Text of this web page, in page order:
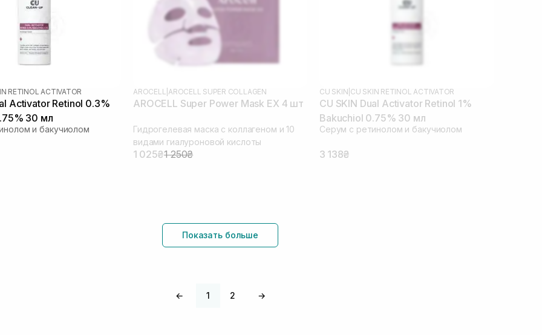
RETINOL ACTIVATOR
Activator Retinol 0.3%
30 мл
и бакучиолом
AROCELL AROCELL SUPER COLLAGEN
AROCELL Super Power Mask EX 4 шт
Гидрогелевая маска с коллагеном и 10
видами гиалуроновой кислоты
1 025₴1 250₴
CU SKIN CU SKIN RETINOL ACTIVATOR
CU SKIN Dual Activator Retinol 1%
Bakuchiol 0.75% 30 мл
Серум с ретинолом и бакучиолом
3 138₴
Показать больше
← 1 2 →